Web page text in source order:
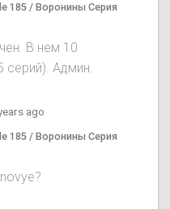
185 / Воронины Серия
В нем 10
серий). Админ.
ago
185 / Воронины Серия